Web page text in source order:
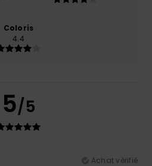
Coloris
4.4
5/5
Achat vérifié